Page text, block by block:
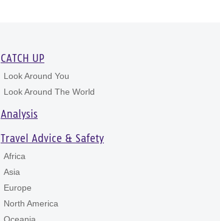
CATCH UP
Look Around You
Look Around The World
Analysis
Travel Advice & Safety
Africa
Asia
Europe
North America